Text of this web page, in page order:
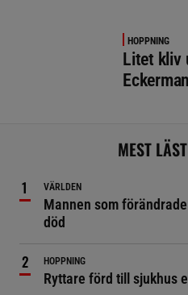
HOPPNING
Litet kliv
MEST
VÄRLDEN
Mannen som
död
HOPPNING
Ryttare förd till sjukhus